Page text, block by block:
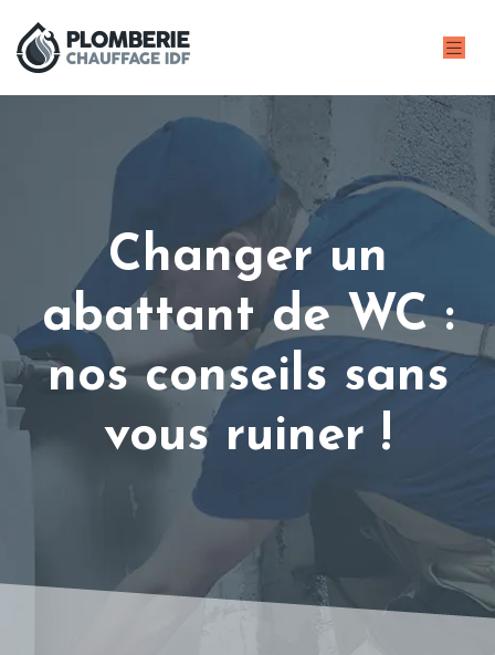
Changer un
abattant de WC :
nos conseils sans
vous ruiner !